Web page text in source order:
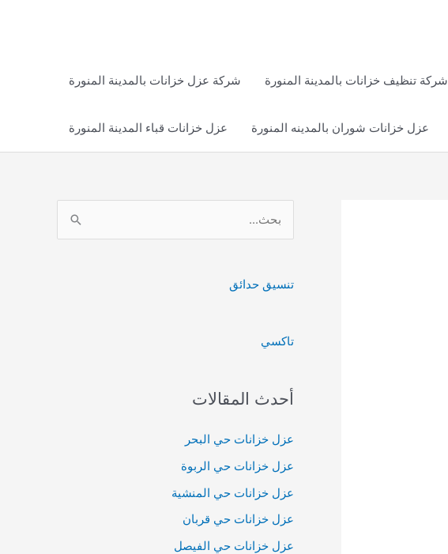
شركة تنظيف خزانات بالمدينة المنورة شركة عزل خزانات بالمدينة المنورة
عزل خزانات شوران بالمدينه المنورة عزل خزانات قباء المدينة المنورة
ح
تنسيق حدائق
تاكسي
أحدث المقالات
عزل خزانات حي البحر
عزل خزانات حي الربوة
عزل خزانات حي المنشية
عزل خزانات حي قربان
عزل خزانات حي الفيصل